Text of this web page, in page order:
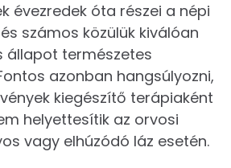
évezredek óta részei a népi
számos közülük kiválóan
állapot természetes
azonban hangsúlyozni,
kiegészítő terápiaként
helyettesítik az orvosi
vagy elhúzódó láz esetén.